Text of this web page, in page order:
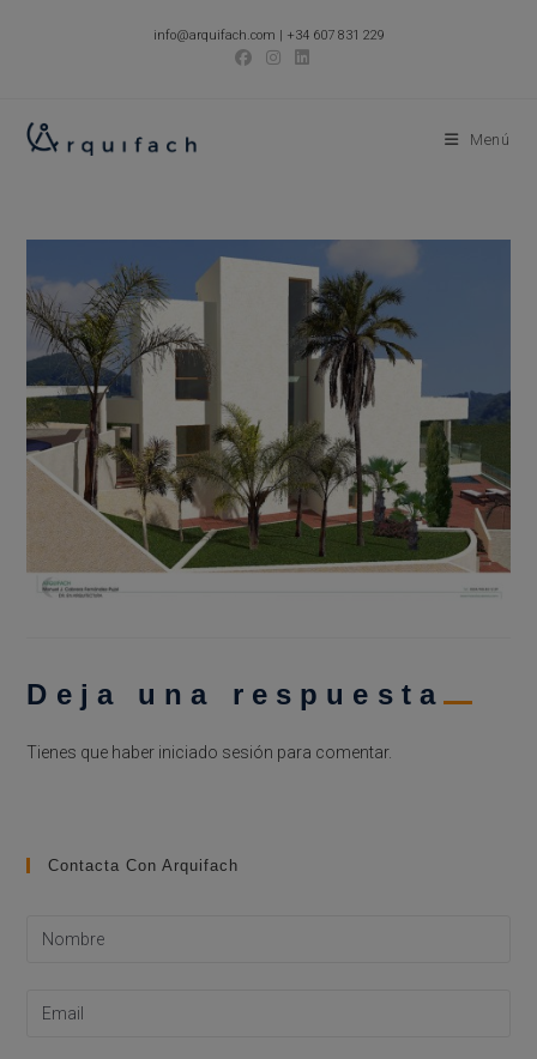
info@arquifach.com | +34 607 831 229
Menú
Deja una respuesta
Tienes que haber iniciado sesión para comentar.
Contacta Con Arquifach